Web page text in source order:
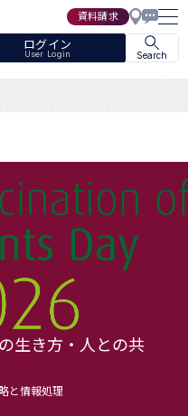
資料請求
ログイン
User Login Search
生き方・人との共
と情報処理